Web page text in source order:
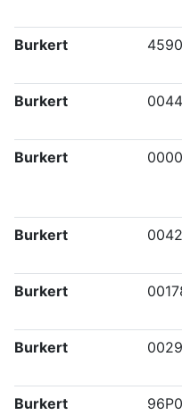
Burkert
Burkert
Burkert
Burkert
Burkert
Burkert
Burkert